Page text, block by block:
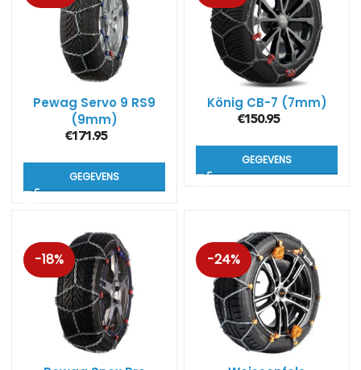
Pewag Servo 9 RS9
(9mm)
€171.95
GEGEVENS
König CB-7 (7mm)
€150.95
GEGEVENS
-18% -24%